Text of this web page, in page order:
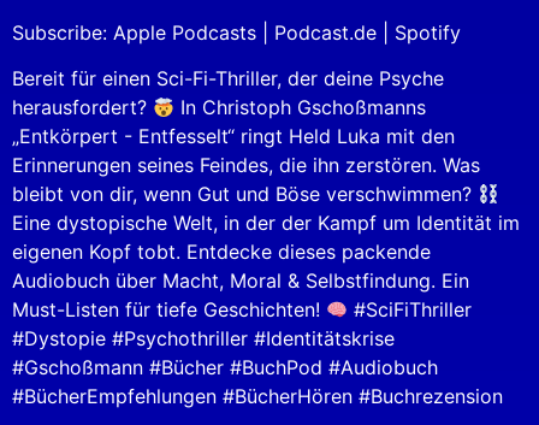
Spotify
RSS FEED
LINK
EMBED
Subscribe: Apple Podcasts Podcast.de
Spotify
Bereit für einen Sci-Fi-Thriller, der deine Psyche
herausfordert?
In Christoph Gschoßmanns
„Entkörpert - Entfesselt“ ringt Held Luka mit den
Erinnerungen seines Feindes, die ihn zerstören. Was
bleibt von dir, wenn Gut und Böse verschwimmen?
Eine dystopische Welt, in der der Kampf um Identität im
eigenen Kopf tobt. Entdecke dieses packende
Audiobuch über Macht, Moral & Selbstfindung. Ein
Must-Listen für tiefe Geschichten!
#SciFiThriller
#Dystopie #Psychothriller #Identitätskrise
#Gschoßmann #Bücher #BuchPod #Audiobuch
#BücherEmpfehlungen #BücherHören #Buchrezension